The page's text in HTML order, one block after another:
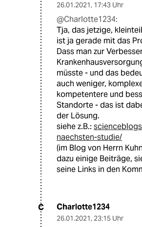
26.01.2021, 17:43 Uhr
@Charlotte1234:
Tja, das jetzige,
ist ja gerade mit das
Dass man zur
müsste - und das
auch weniger,
kompetentere und
Standorte - das ist
der Lösung.
siehe z.B.:
naechsten-studie/
(im Blog von Herrn
dazu einige Beiträge,
seine Links in den
C Charlotte1234
26.01.2021, 23:15 Uhr